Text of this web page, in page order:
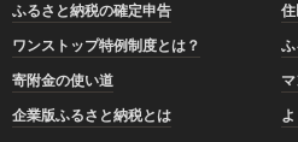
ふるさと納税の確定申告
ワンストップ特例制度とは？
寄附金の使い道
企業版ふるさと納税とは